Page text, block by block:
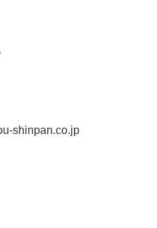
shinpan.co.jp